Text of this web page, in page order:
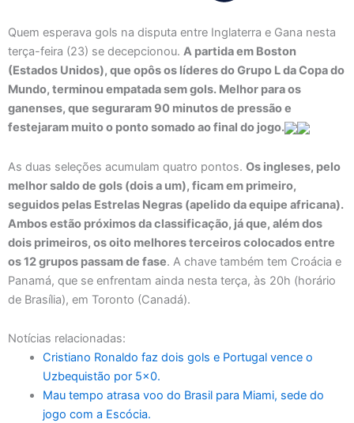
Quem esperava gols na disputa entre Inglaterra e Gana nesta
terça-feira (23) se decepcionou. A partida em Boston
(Estados Unidos), que opôs os líderes do Grupo L da Copa do
Mundo, terminou empatada sem gols. Melhor para os
ganenses, que seguraram 90 minutos de pressão e
festejaram muito o ponto somado ao final do jogo.
As duas seleções acumulam quatro pontos. Os ingleses, pelo
melhor saldo de gols (dois a um), ficam em primeiro,
seguidos pelas Estrelas Negras (apelido da equipe africana).
Ambos estão próximos da classificação, já que, além dos
dois primeiros, os oito melhores terceiros colocados entre
os 12 grupos passam de fase. A chave também tem Croácia e
Panamá, que se enfrentam ainda nesta terça, às 20h (horário
de Brasília), em Toronto (Canadá).
Notícias relacionadas:
Cristiano Ronaldo faz dois gols e Portugal vence o
Uzbequistão por 5×0.
Mau tempo atrasa voo do Brasil para Miami, sede do
jogo com a Escócia.